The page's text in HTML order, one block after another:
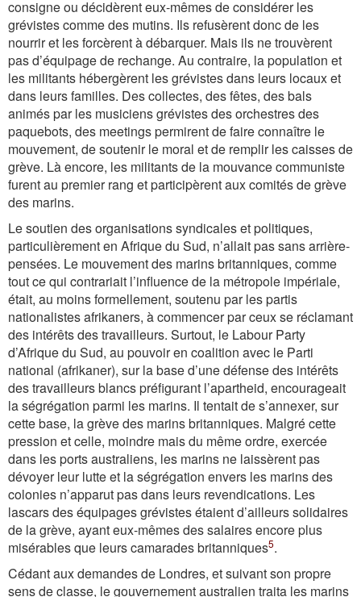
consigne ou décidèrent eux-mêmes de considérer les
grévistes comme des mutins. Ils refusèrent donc de les
nourrir et les forcèrent à débarquer. Mais ils ne trouvèrent
pas d’équipage de rechange. Au contraire, la population et
les militants hébergèrent les grévistes dans leurs locaux et
dans leurs familles. Des collectes, des fêtes, des bals
animés par les musiciens grévistes des orchestres des
paquebots, des meetings permirent de faire connaître le
mouvement, de soutenir le moral et de remplir les caisses de
grève. Là encore, les militants de la mouvance communiste
furent au premier rang et participèrent aux comités de grève
des marins.
Le soutien des organisations syndicales et politiques,
particulièrement en Afrique du Sud, n’allait pas sans arrière-
pensées. Le mouvement des marins britanniques, comme
tout ce qui contrariait l’influence de la métropole impériale,
était, au moins formellement, soutenu par les partis
nationalistes afrikaners, à commencer par ceux se réclamant
des intérêts des travailleurs. Surtout, le Labour Party
d’Afrique du Sud, au pouvoir en coalition avec le Parti
national (afrikaner), sur la base d’une défense des intérêts
des travailleurs blancs préfigurant l’apartheid, encourageait
la ségrégation parmi les marins. Il tentait de s’annexer, sur
cette base, la grève des marins britanniques. Malgré cette
pression et celle, moindre mais du même ordre, exercée
dans les ports australiens, les marins ne laissèrent pas
dévoyer leur lutte et la ségrégation envers les marins des
colonies n’apparut pas dans leurs revendications. Les
lascars des équipages grévistes étaient d’ailleurs solidaires
de la grève, ayant eux-mêmes des salaires encore plus
misérables que leurs camarades britanniques5.
Cédant aux demandes de Londres, et suivant son propre
sens de classe, le gouvernement australien traita les marins